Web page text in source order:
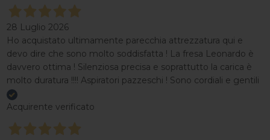
28 Luglio 2026
Ho acquistato ultimamente parecchia attrezzatura qui e
devo dire che sono molto soddisfatta ! La fresa Leonardo è
davvero ottima ! Silenziosa precisa e soprattutto la carica è
molto duratura !!!! Aspiratori pazzeschi ! Sono cordiali e gentili
Acquirente verificato